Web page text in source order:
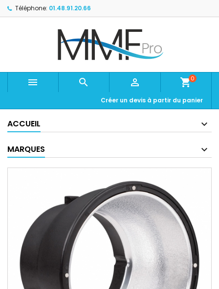
Téléphone: 01.48.91.20.66
   shopping_cart0
Créer un devis à partir du panier
ACCUEIL
MARQUES